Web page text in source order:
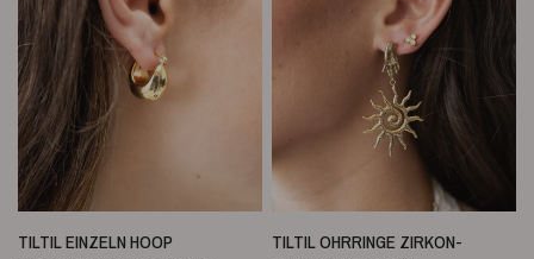
SCHNELLANSICHT
TILTIL EINZELN HOOP
SCHNELLANSICHT
TILTIL OHRRINGE ZIRKON-